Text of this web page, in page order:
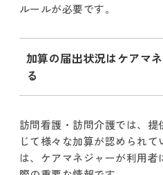
ルールが必要です。
加算の届出状況はケアマ
る
訪問看護・訪問介護では、
じて様々な加算が認められ
は、ケアマネジャーが利用